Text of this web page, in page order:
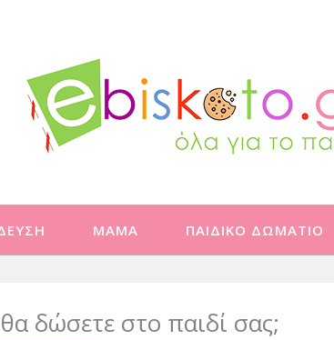
ΜΑΜΑ ΠΑΙΔΙΚΟ ΔΩΜΑΤΙΟ
δώσετε στο παιδί σας;